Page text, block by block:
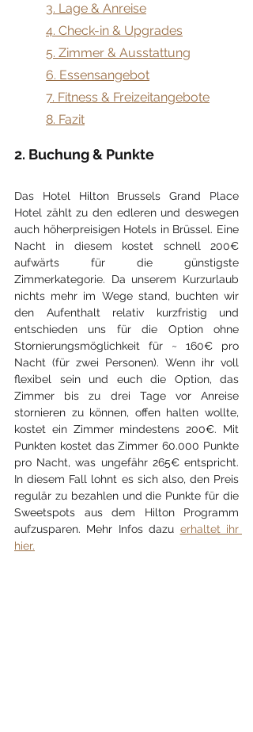
3. Lage & Anreise
4. Check-in & Upgrades
5. Zimmer & Ausstattung
6. Essensangebot
7. Fitness & Freizeitangebote
8. Fazit
2. Buchung & Punkte
Das Hotel Hilton Brussels Grand Place
Hotel zählt zu den edleren und deswegen
auch höherpreisigen Hotels in Brüssel. Eine
Nacht in diesem kostet schnell 200€
aufwärts für die günstigste
Zimmerkategorie. Da unserem Kurzurlaub
nichts mehr im Wege stand, buchten wir
den Aufenthalt relativ kurzfristig und
entschieden uns für die Option ohne
Stornierungsmöglichkeit für ~ 160€ pro
Nacht (für zwei Personen). Wenn ihr voll
flexibel sein und euch die Option, das
Zimmer bis zu drei Tage vor Anreise
stornieren zu können, offen halten wollte,
kostet ein Zimmer mindestens 200€. Mit
Punkten kostet das Zimmer 60.000 Punkte
pro Nacht, was ungefähr 265€ entspricht.
In diesem Fall lohnt es sich also, den Preis
regulär zu bezahlen und die Punkte für die
Sweetspots aus dem Hilton Programm
aufzusparen. Mehr Infos dazu erhaltet ihr
hier.